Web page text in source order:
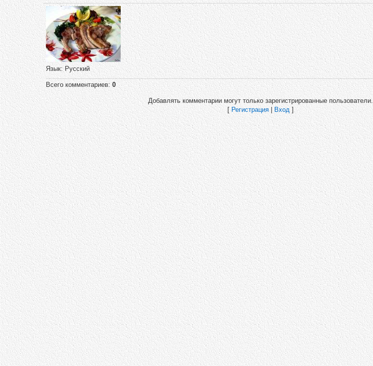
Язык: Русский
Всего комментариев:0
Добавлять комментарии могут только зарегистрированные пользователи.
[Регистрация|Вход]